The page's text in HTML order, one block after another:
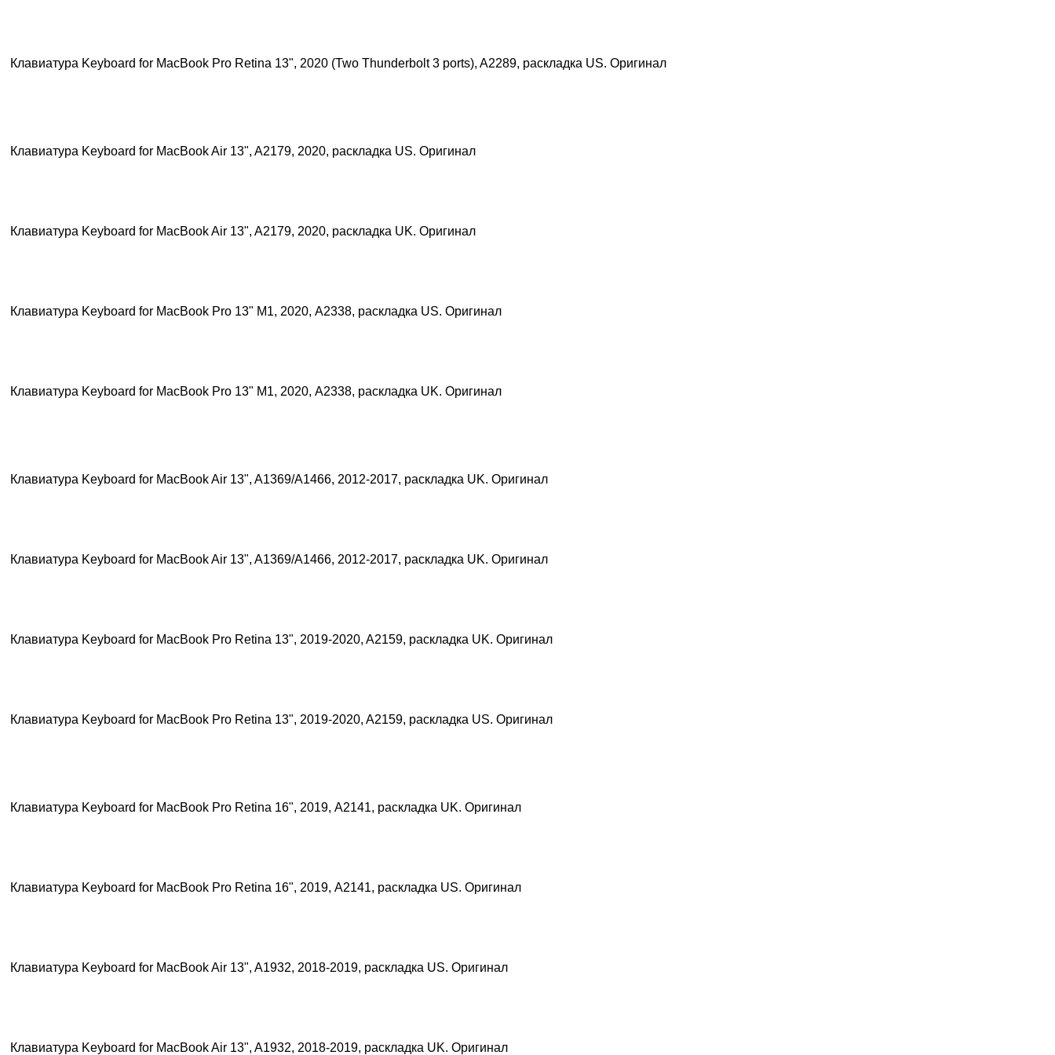
Клавиатура Keyboard for MacBook Pro Retina 13", 2020 (Two Thunderbolt 3 ports), A2289, раскладка US. Оригинал
Клавиатура Keyboard for MacBook Air 13", A2179, 2020, раскладка US. Оригинал
Клавиатура Keyboard for MacBook Air 13", A2179, 2020, раскладка UK. Оригинал
Клавиатура Keyboard for MacBook Pro 13" М1, 2020, A2338, раскладка US. Оригинал
Клавиатура Keyboard for MacBook Pro 13" М1, 2020, A2338, раскладка UK. Оригинал
Клавиатура Keyboard for MacBook Air 13", A1369/A1466, 2012-2017, раскладка UK. Оригинал
Клавиатура Keyboard for MacBook Air 13", A1369/A1466, 2012-2017, раскладка UK. Оригинал
Клавиатура Keyboard for MacBook Pro Retina 13", 2019-2020, A2159, раскладка UK. Оригинал
Клавиатура Keyboard for MacBook Pro Retina 13", 2019-2020, A2159, раскладка US. Оригинал
Клавиатура Keyboard for MacBook Pro Retina 16", 2019, А2141, раскладка UK. Оригинал
Клавиатура Keyboard for MacBook Pro Retina 16", 2019, А2141, раскладка US. Оригинал
Клавиатура Keyboard for MacBook Air 13", A1932, 2018-2019, раскладка US. Оригинал
Клавиатура Keyboard for MacBook Air 13", A1932, 2018-2019, раскладка UK. Оригинал